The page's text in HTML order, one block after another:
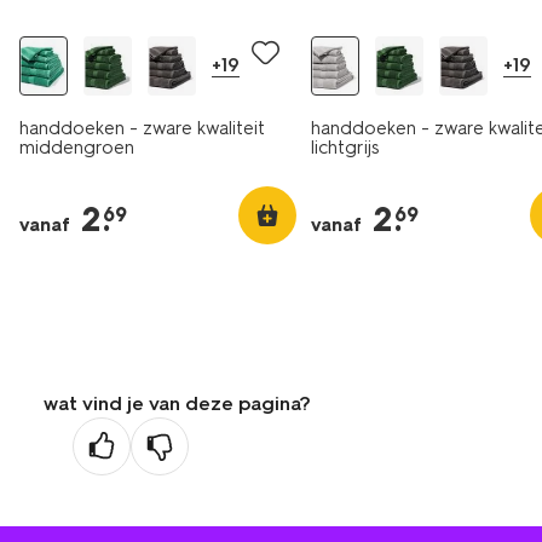
+19
handdoeken - zware kwaliteit
middengroen
vanaf 2.
69
+19
handdoeken - zware
lichtgrijs
vanaf 2.
69
wat vind je van deze pagina?